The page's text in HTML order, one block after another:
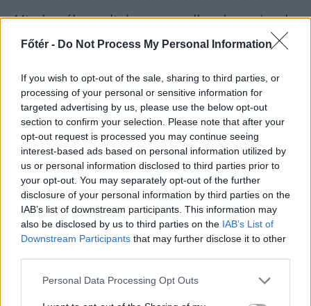
Főtér - Do Not Process My Personal Information
If you wish to opt-out of the sale, sharing to third parties, or
processing of your personal or sensitive information for
targeted advertising by us, please use the below opt-out
section to confirm your selection. Please note that after your
opt-out request is processed you may continue seeing
interest-based ads based on personal information utilized by
us or personal information disclosed to third parties prior to
your opt-out. You may separately opt-out of the further
disclosure of your personal information by third parties on the
IAB’s list of downstream participants. This information may
also be disclosed by us to third parties on the IAB’s List of
Downstream Participants that may further disclose it to other
Personal Data Processing Opt Outs
Mivel a cél az volt, hogy a rendben bevonjanak
román ajkú, keleti rítusú, azaz görögkatolikus
tagokat is, hogy azok hatékonyan
szolgálhassanak a helyi közegben, ezért
áthelyezték a rendképzést Szatmárnémetiből
a román többségű Totesdre. A romániai
jezsuita misszió végül 1924-ben jött létre, két
rendházzal: Szatmárnémetiben és
Csernovicban.
Az első román ajkú szerzetes, Cornel Chira
1927-ben lépett be a jezsuita rendbe, a
szatmárnémeti noviciátusba. A rend
megengedte, hogy már felszentelt,
csatlakozhassanak, így voltak olyan papok,
akik akár évtizedes lelkipásztori múlttal